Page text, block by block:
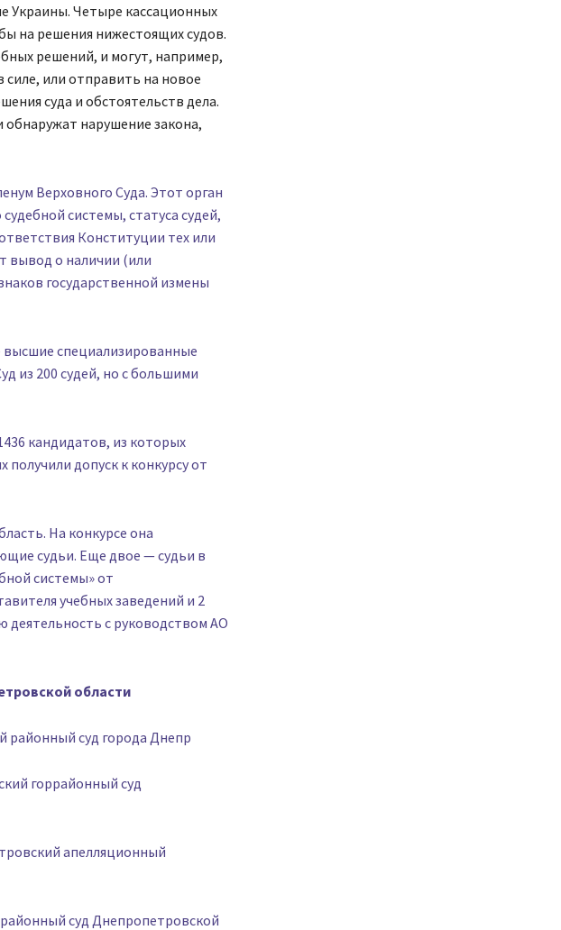
Украины. Четыре кассационных
на решения нижестоящих судов.
решений, и могут, например,
или отправить на новое
суда и обстоятельств дела.
обнаружат нарушение закона,
Верховного Суда. Этот орган
системы, статуса судей,
Конституции тех или
вывод о наличии (или
государственной измены
высшие специализированные
из 200 судей, но с большими
кандидатов, из которых
допуск к конкурсу от
На конкурсе она
судьи. Еще двое — судьи в
системы» от
учебных заведений и 2
деятельность с руководством АО
области
районный суд города Днепр
горрайонный суд
апелляционный
суд Днепропетровской